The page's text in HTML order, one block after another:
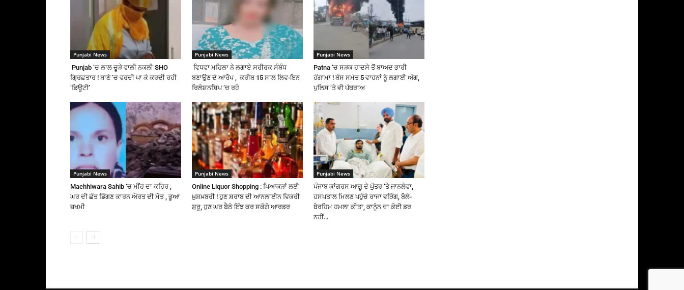
Punjabi News
Punjab ‘ਚ ਲਾਲ ਚੂੜੇ ਵਾਲੀ ਨਕਲੀ SHO
ਗ੍ਰਿਫ਼ਤਾਰ ! ਥਾਣੇ ‘ਚ ਵਰਦੀ ਪਾ ਕੇ ਕਰਦੀ ਰਹੀ
‘ਡਿਊਟੀ’
Punjabi News
ਵਿਧਵਾ ਮਹਿਲਾ ਨੇ ਲਗਾਏ ਸਰੀਰਕ ਸੰਬੰਧ
ਬਣਾਉਣ ਦੇ ਆਰੋਪ , ਕਰੀਬ 15 ਸਾਲ ਲਿਵ-ਇਨ
ਰਿਲੇਸ਼ਨਸ਼ਿਪ ‘ਚ ਰਹੇ
Punjabi News
Patna ‘ਚ ਸੜਕ ਹਾਦਸੇ ਤੋਂ ਬਾਅਦ ਭਾਰੀ
ਹੰਗਾਮਾ ! ਬੱਸ ਸਮੇਤ 5 ਵਾਹਨਾਂ ਨੂੰ ਲਗਾਈ ਅੱਗ,
ਪੁਲਿਸ ‘ਤੇ ਵੀ ਪੱਥਰਾਅ
Punjabi News
Machhiwara Sahib ‘ਚ ਮੀਂਹ ਦਾ ਕਹਿਰ ,
ਘਰ ਦੀ ਛੱਤ ਡਿੱਗਣ ਕਾਰਨ ਔਰਤ ਦੀ ਮੌਤ , ਭੂਆ
ਜ਼ਖਮੀ
Punjabi News
Online Liquor Shopping : ਪਿਆਕੜਾਂ ਲਈ
ਖ਼ੁਸ਼ਖ਼ਬਰੀ ! ਹੁਣ ਸ਼ਰਾਬ ਦੀ ਆਨਲਾਈਨ ਵਿਕਰੀ
ਸ਼ੁਰੂ, ਹੁਣ ਘਰ ਬੈਠੇ ਇੰਝ ਕਰ ਸਕੋਗੇ ਆਰਡਰ
Punjabi News
ਪੰਜਾਬ ਕਾਂਗਰਸ ਆਗੂ ਦੇ ਪੁੱਤਰ ‘ਤੇ ਜਾਨਲੇਵਾ,
ਹਸਪਤਾਲ ਮਿਲਣ ਪਹੁੰਚੇ ਰਾਜਾ ਵੜਿੰਗ, ਬੋਲੇ-
ਬੇਰਹਿਮ ਹਮਲਾ ਕੀਤਾ, ਕਾਨੂੰਨ ਦਾ ਕੋਈ ਡਰ
ਨਹੀਂ…